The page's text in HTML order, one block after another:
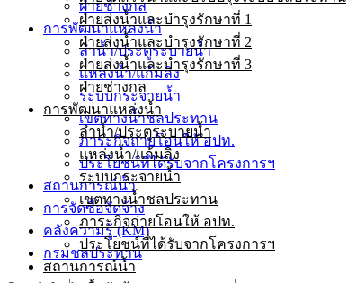
ฝ่ายส่งน้ำและบำรุงรักษาที่ 1
ฝ่ายส่งน้ำและบำรุงรักษาที่ 2
ฝ่ายส่งน้ำและบำรุงรักษาที่ 3
ฝ่ายช่างกล
การพัฒนาแหล่งน้ำ
ลำน้ำ/ประตูระบายน้ำ
แหล่งน้ำ/แก้มลิง
ระบบกระจายน้ำ
เขตทางน้ำชลประทาน
ภาระกิจถ่ายโอนให้ อปท.
ประโยชน์ที่ได้รับจากโครงการฯ
สถานการณ์น้ำ
ฝ่ายช่างกล
การพัฒนาแหล่งน้ำ
ลำน้ำ/ประตูระบายน้ำ
แหล่งน้ำ/แก้มลิง
ระบบกระจายน้ำ
เขตทางน้ำชลประทาน
ภาระกิจถ่ายโอนให้ อปท.
ประโยชน์ที่ได้รับจากโครงการฯ
สถานการณ์น้ำ
การจัดซื้อจัดจ้าง
คลังความรู้ (KM)
กรมชลประทาน